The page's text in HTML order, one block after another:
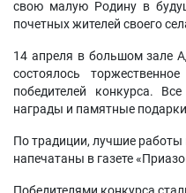
свою малую Родину в
почетных жителей своего
14 апреля в большом зале
состоялось
победителей конкурса.
награды и памятные
По традиции, лучшие
напечатаны в газете